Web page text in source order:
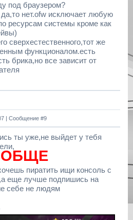
под браузером?
нет.ofw исключает любую
ресурсам системы кроме как
сверхестественного,тот же
функционалом.есть
брика,но все зависит от
| Сообщение #9
ты уже,не выйдет у тебя
пиратить ищи консоль с
еще лучше подпишись на
себе не людям